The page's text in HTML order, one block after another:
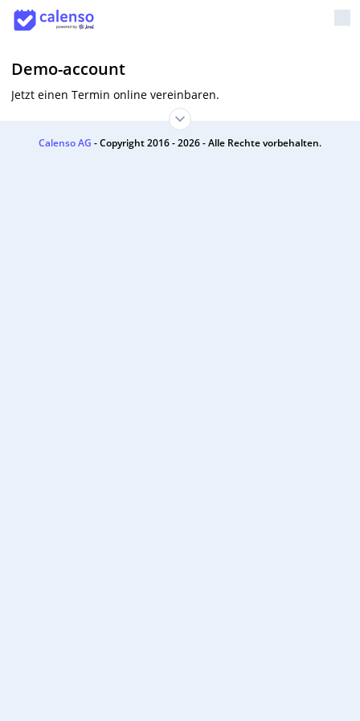
Demo-account
Jetzt einen Termin online vereinbaren.
Calenso AG - Copyright 2016 - 2026 - Alle Rechte vorbehalten.